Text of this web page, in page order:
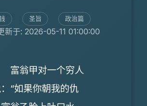
圣旨 政治篇
新于: 2026-05-11 01:00:00
翁甲对一个穷人
“如果你朝我的仇